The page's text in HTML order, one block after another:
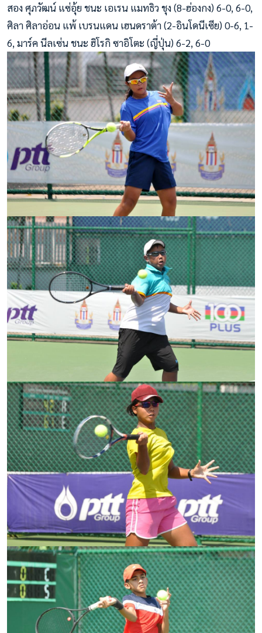
สอง ศุภวัฒน์ แซ่อุ้ย ชนะ เอเรน แมทธิว ชุง (8-ฮ่องกง) 6-0, 6-0,
ศิลา ศิลาอ่อน แพ้ เบรนแดน เฮนดราต้า (2-อินโดนีเซีย) 0-6, 1-
6, มาร์ค นีลเซ่น ชนะ ฮิโรกิ ซาอิโตะ (ญี่ปุ่น) 6-2, 6-0